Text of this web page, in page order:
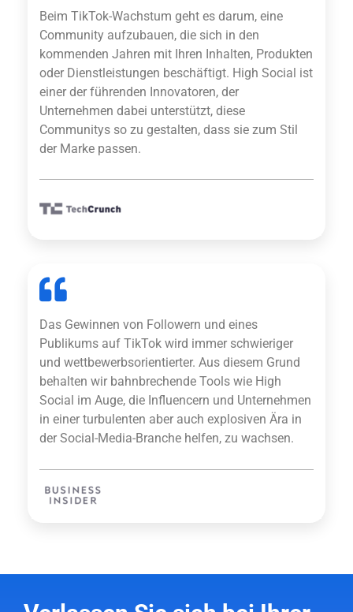
Beim TikTok-Wachstum geht es darum, eine
Community aufzubauen, die sich in den
kommenden Jahren mit Ihren Inhalten, Produkten
oder Dienstleistungen beschäftigt. High Social ist
einer der führenden Innovatoren, der
Unternehmen dabei unterstützt, diese
Communitys so zu gestalten, dass sie zum Stil
der Marke passen.
Das Gewinnen von Followern und eines
Publikums auf TikTok wird immer schwieriger
und wettbewerbsorientierter. Aus diesem Grund
behalten wir bahnbrechende Tools wie High
Social im Auge, die Influencern und Unternehmen
in einer turbulenten aber auch explosiven Ära in
der Social-Media-Branche helfen, zu wachsen.